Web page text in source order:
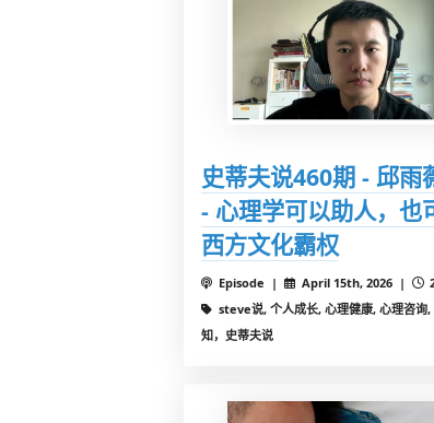
史蒂夫说460期 - 邱
- 心理学可以助人，也
西方文化霸权
Episode | April 15th, 2026 |
steve说, 个人成长, 心理健康, 心理咨询,
知，史蒂夫说